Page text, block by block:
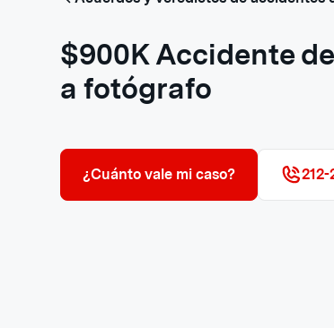
$900K Accidente
a fotógrafo
¿Cuánto vale mi caso?